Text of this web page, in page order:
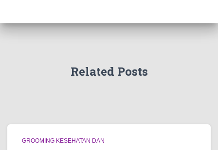
Related Posts
GROOMING KESEHATAN DAN